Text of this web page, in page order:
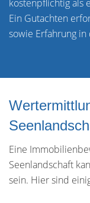
kostenpflichtig als
Ein Gutachten
sowie Erfahrung
Eine
Seenlandschaft
sein. Hier sind